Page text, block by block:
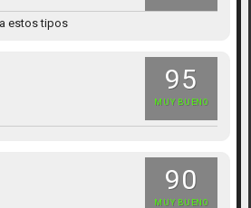
estos tipos
95
MUY BUENO
90
MUY BUENO